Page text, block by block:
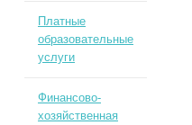
Платные
образовательные
услуги
Финансово-
хозяйственная